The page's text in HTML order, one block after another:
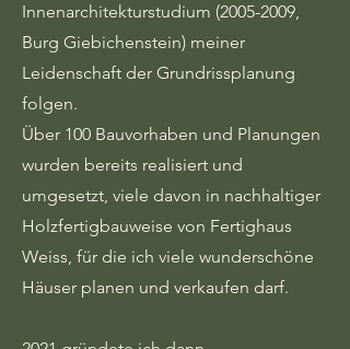
Innenarchitekturstudium (2005-2009,
Burg Giebichenstein) meiner
Leidenschaft der Grundrissplanung
folgen.
Über 100 Bauvorhaben und Planungen
wurden bereits realisiert und
umgesetzt, viele davon in nachhaltiger
Holzfertigbauweise von Fertighaus
Weiss, für die ich viele wunderschöne
Häuser planen und verkaufen darf.